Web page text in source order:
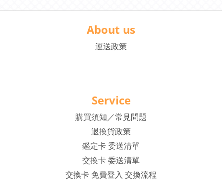
About us
運送政策
Service
購買須知／常見問題
退換貨政策
鑑定卡 委送清單
交換卡 委送清單
交換卡 免費登入 交換流程